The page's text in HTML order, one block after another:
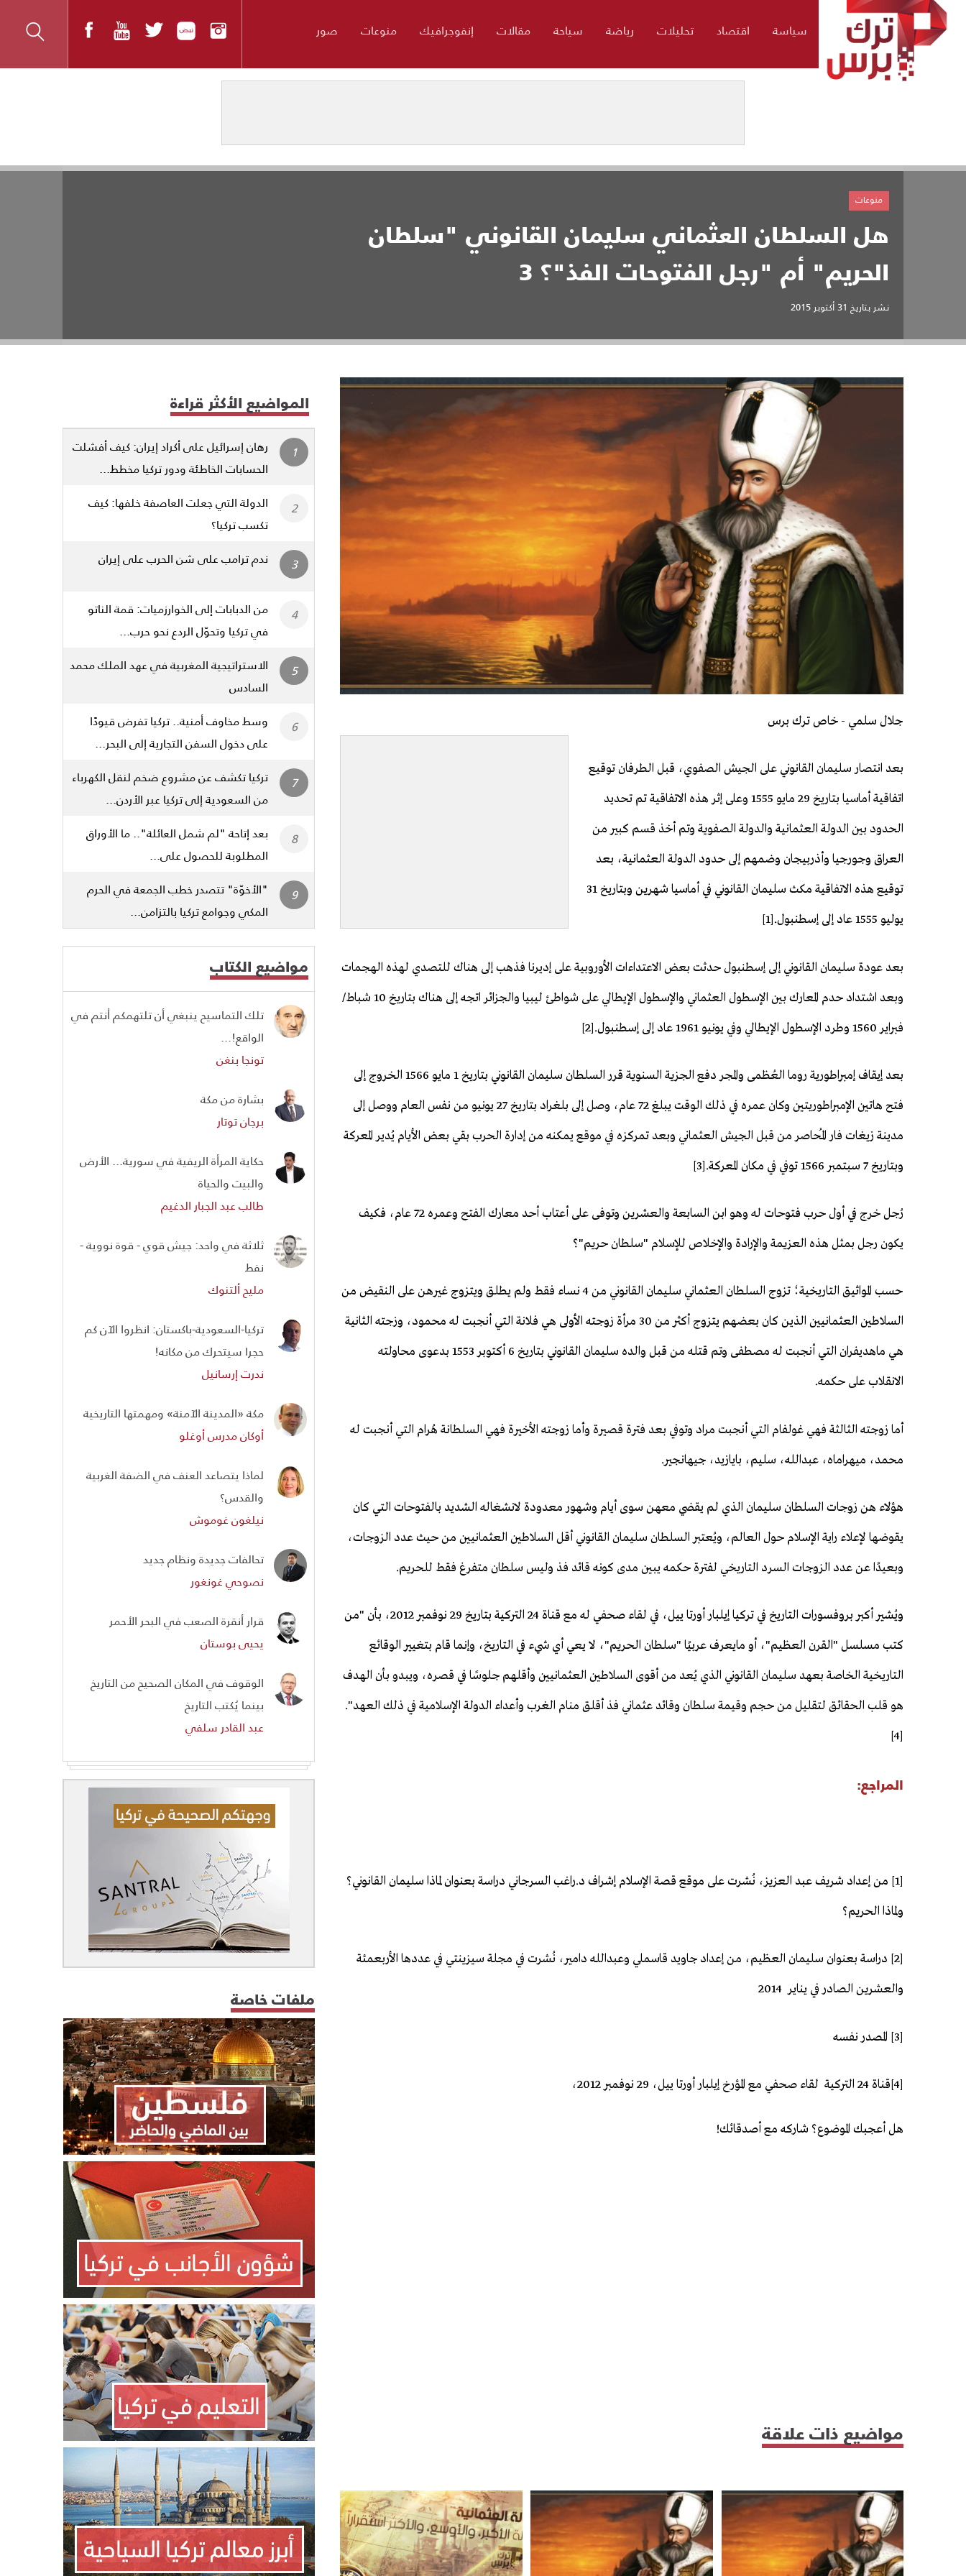
سياسة اقتصاد تحليلات رياضة سياحة مقالات إنفوجرافيك منوعات صور
هل السلطان العثماني سليمان القانوني "سلطان
الحريم" أم "رجل الفتوحات الفذ"؟ 3
نشر بتاريخ 31 أكتوبر 2015
منوعات
جلال سلمي - خاص ترك برس
بعد انتصار سليمان القانوني على الجيش الصفوي، قبل الطرفان توقيع
اتفاقية أماسيا بتاريخ 29 مايو 1555 وعلى إثر هذه الاتفاقية تم تحديد
الحدود بين الدولة العثمانية والدولة الصفوية وتم أخذ قسم كبير من
العراق وجورجيا وأذربيجان وضمهم إلى حدود الدولة العثمانية، بعد
توقيع هذه الاتفاقية مكث سليمان القانوني في أماسيا شهرين وبتاريخ 31
يوليو 1555 عاد إلى إسطنبول.[1]
بعد عودة سليمان القانوني إلى إسطنبول حدثت بعض الاعتداءات الأوروبية على إديرنا فذهب إلى هناك للتصدي لهذه الهجمات
وبعد اشتداد حدم المعارك بين الإسطول العثماني والإسطول الإيطالي على شواطئ ليبيا والجزائر اتجه إلى هناك بتاريخ 10 شباط/
فبراير 1560 وطرد الإسطول الإيطالي وفي يونيو 1961 عاد إلى إسطنبول.[2]
بعد إيقاف إمبراطورية روما العُظمى والمجر دفع الجزية السنوية قرر السلطان سليمان القانوني بتاريخ 1 مايو 1566 الخروج إلى
فتح هاتين الإمبراطوريتين وكان عمره في ذلك الوقت يبلغ 72 عام، وصل إلى بلغراد بتاريخ 27 يونيو من نفس العام ووصل إلى
مدينة زيغات فار المُحاصر من قبل الجيش العثماني وبعد تمركزه في موقع يمكنه من إدارة الحرب بقي بعض الأيام يُدير المعركة
وبتاريخ 7 سبتمبر 1566 توفي في مكان المعركة.[3]
رُجل خرج في أول حرب فتوحات له وهو ابن السابعة والعشرين وتوفى على أعتاب أحد معارك الفتح وعمره 72 عام، فكيف
يكون رجل بمثل هذه العزيمة والإرادة والإخلاص للإسلام "سلطان حريم"؟
حسب المواثيق التاريخية؛ تزوج السلطان العثماني سليمان القانوني من 4 نساء فقط ولم يطلق ويتزوج غيرهن على النقيض من
السلاطين العثمانيين الذين كان بعضهم يتزوج أكثر من 30 مرأة زوجته الأولى هي فلانة التي أنجبت له محمود، وزجته الثانية
هي ماهديفران التي أنجبت له مصطفى وتم قتله من قبل والده سليمان القانوني بتاريخ 6 أكتوبر 1553 بدعوى محاولته
الانقلاب على حكمه.
أما زوجته الثالثة فهي غولفام التي أنجبت مراد وتوفي بعد فترة قصيرة وأما زوجته الأخيرة فهي السلطانة هُرام التي أنجبت له
محمد، ميهراماه، عبدالله، سليم، بايازيد، جيهانجير.
هؤلاء هن زوجات السلطان سليمان الذي لم يقضي معهن سوى أيام وشهور معدودة لانشغاله الشديد بالفتوحات التي كان
يقوضها لإعلاء راية الإسلام حول العالم، ويُعتبر السلطان سليمان القانوني أقل السلاطين العثمانيين من حيث عدد الزوجات،
وبعيدًا عن عدد الزوجات السرد التاريخي لفترة حكمه يبين مدى كونه قائد فذ وليس سلطان متفرغ فقط للحريم.
ويُشير أكبر بروفسورات التاريخ في تركيا إيلبار أورتا ييل، في لقاء صحفي له مع قناة 24 التركية بتاريخ 29 نوفمبر 2012، بأن "من
كتب مسلسل "القرن العظيم"، أو مايعرف عربيًا "سلطان الحريم"، لا يعي أي شيء في التاريخ، وإنما قام بتغيير الوقائع
التاريخية الخاصة بعهد سليمان القانوني الذي يُعد من أقوى السلاطين العثمانيين وأقلهم جلوسًا في قصره، ويبدو بأن الهدف
هو قلب الحقائق لتقليل من حجم وقيمة سلطان وقائد عثماني فذ أقلق منام الغرب وأعداء الدولة الإسلامية في ذلك العهد".
[4]
المراجع:
[1] من إعداد شريف عبد العزيز، نُشرت على موقع قصة الإسلام إشراف د.راغب السرجاني دراسة بعنوان لماذا سليمان القانوني؟
ولماذا الحريم؟
[2] دراسة بعنوان سليمان العظيم، من إعداد جاويد قاسملي وعبدالله دامير، نُشرت في مجلة سيزينتي في عددها الأربعمئة
والعشرين الصادر في يناير 2014
[3] المصدر نفسه
[4]قناة 24 التركية لقاء صحفي مع المؤرخ إيلبار أورتا ييل، 29 نوفمبر 2012،
هل أعجبك الموضوع؟ شاركه مع أصدقائك!
مواضيع ذات علاقة
المواضيع الأكثر قراءة
رهان إسرائيل على أكراد إيران: كيف أفشلت
الحسابات الخاطئة ودور تركيا مخطط...
الدولة التي جعلت العاصفة خلفها: كيف
تكسب تركيا؟
ندم ترامب على شن الحرب على إيران
من الدبابات إلى الخوارزميات: قمة الناتو
في تركيا وتحوّل الردع نحو حرب...
الاستراتيجية المغربية في عهد الملك محمد
السادس
وسط مخاوف أمنية.. تركيا تفرض قيودًا
على دخول السفن التجارية إلى البحر...
تركيا تكشف عن مشروع ضخم لنقل الكهرباء
من السعودية إلى تركيا عبر الأردن...
بعد إتاحة "لم شمل العائلة".. ما الأوراق
المطلوبة للحصول على...
"الأخوّة" تتصدر خطب الجمعة في الحرم
المكي وجوامع تركيا بالتزامن...
مواضيع الكتاب
تلك التماسيح ينبغي أن تلتهمكم أنتم في
الواقع!...
تونجا بنغن
بشارة من مكة
برجان توتار
حكاية المرأة الريفية في سورية... الأرض
والبيت والحياة
طالب عبد الجبار الدغيم
ثلاثة في واحد: جيش قوي - قوة نووية -
نفط
مليح ألتنوك
تركيا-السعودية-باكستان: انظروا الآن كم
حجرا سيتحرك من مكانه!
ندرت إرسانيل
مكة «المدينة الآمنة» ومهمتها التاريخية
أوكان مدرس أوغلو
لماذا يتصاعد العنف في الضفة الغربية
والقدس؟
نيلغون غوموش
تحالفات جديدة ونظام جديد
نصوحي غونغور
قرار أنقرة الصعب في البحر الأحمر
يحيى بوستان
الوقوف في المكان الصحيح من التاريخ
بينما يُكتب التاريخ
عبد القادر سلفي
ملفات خاصة